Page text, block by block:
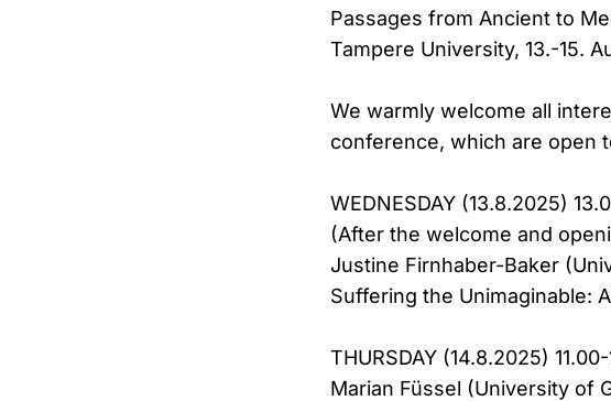
Passages from Ancient to
Tampere University, 13.-15.
We warmly welcome all
conference, which are open
WEDNESDAY (13.8.2025)
(After the welcome and
Justine Firnhaber-Baker
Suffering the Unimaginable:
THURSDAY (14.8.2025)
Marian Füssel (University of